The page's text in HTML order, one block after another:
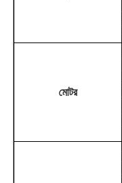
আমাদের সম্বন্ধে
মোটর